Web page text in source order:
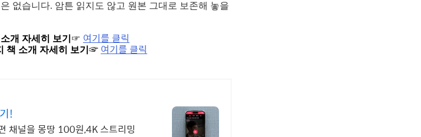
없습니다. 암튼 읽지도 않고 원본 그대로 보존해 놓을
개 자세히 보기 ☞ 여기를 클릭
책 소개 자세히 보기 ☞ 여기를 클릭
!
채널을 몽땅 100원,4K 스트리밍